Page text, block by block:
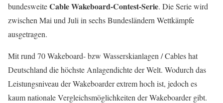
bundesweiteCable Wakeboard-Contest-Serie. Die Serie wird
zwischen Mai und Juli in sechs Bundesländern Wettkämpfe
ausgetragen.
Mit rund 70 Wakeboard- bzw Wasserskianlagen / Cables hat
Deutschland die höchste Anlagendichte der Welt. Wodurch das
Leistungsniveau der Wakeboarder extrem hoch ist, jedoch es
kaum nationale Vergleichsmöglichkeiten der Wakeboarder gibt.